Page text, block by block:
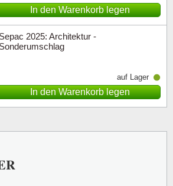
In den Warenkorb legen
Sepac 2025: Architektur -
Sonderumschlag
auf Lager
In den Warenkorb legen